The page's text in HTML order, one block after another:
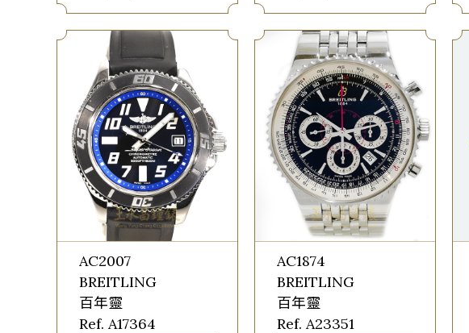
AC2007
BREITLING
百年靈
Ref. A17364
AC1874
BREITLING
百年靈
Ref. A23351